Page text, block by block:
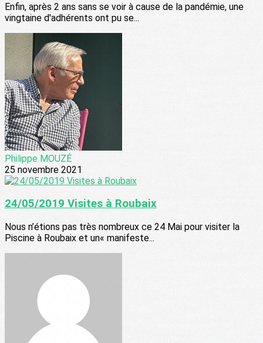
Enfin, après 2 ans sans se voir à cause de la pandémie, une
vingtaine d'adhérents ont pu se...
Philippe MOUZÉ
25 novembre 2021
24/05/2019 Visites à Roubaix
Nous n’étions pas très nombreux ce 24 Mai pour visiter la
Piscine à Roubaix et un« manifeste...